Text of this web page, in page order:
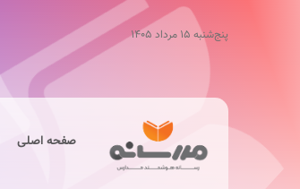
پنج‌شنبه ۱۵ مرداد ۱۴۰۵
صفحه اصلی